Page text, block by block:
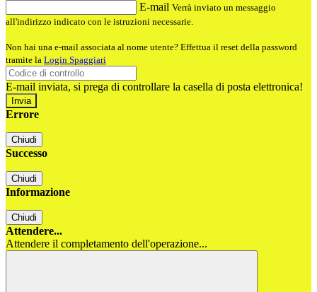
E-mail Verrà inviato un messaggio
all'indirizzo indicato con le istruzioni necessarie.
Non hai una e-mail associata al nome utente? Effettua il reset della password
tramite la Login Spaggiari
E-mail inviata, si prega di controllare la casella di posta elettronica!
Errore
Chiudi
Successo
Chiudi
Informazione
Chiudi
Attendere...
Attendere il completamento dell'operazione...